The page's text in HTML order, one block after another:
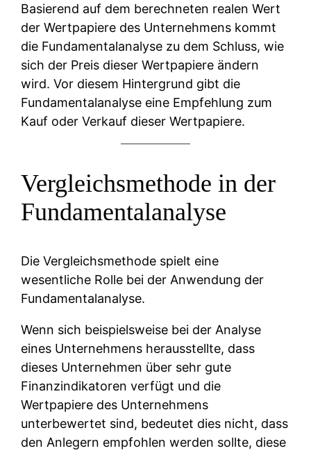
Basierend auf dem berechneten realen Wert
der Wertpapiere des Unternehmens kommt
die Fundamentalanalyse zu dem Schluss, wie
sich der Preis dieser Wertpapiere ändern
wird. Vor diesem Hintergrund gibt die
Fundamentalanalyse eine Empfehlung zum
Kauf oder Verkauf dieser Wertpapiere.
Vergleichsmethode in der
Fundamentalanalyse
Die Vergleichsmethode spielt eine
wesentliche Rolle bei der Anwendung der
Fundamentalanalyse.
Wenn sich beispielsweise bei der Analyse
eines Unternehmens herausstellte, dass
dieses Unternehmen über sehr gute
Finanzindikatoren verfügt und die
Wertpapiere des Unternehmens
unterbewertet sind, bedeutet dies nicht, dass
den Anlegern empfohlen werden sollte, diese